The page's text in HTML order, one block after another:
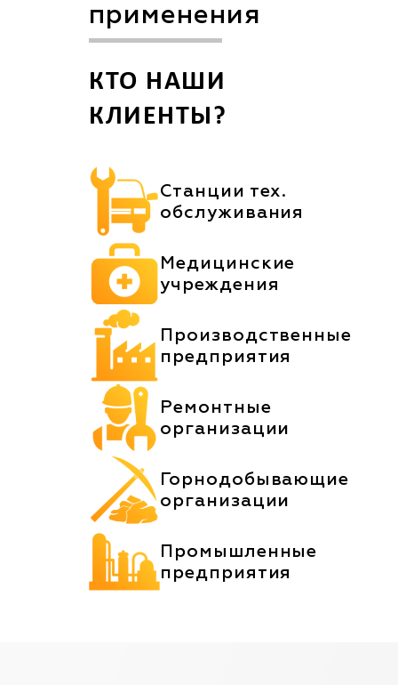
применения
КТО НАШИ
КЛИЕНТЫ?
Станции тех.
обслуживания
Медицинские
учреждения
Производственные
предприятия
Ремонтные
организации
Горнодобывающие
организации
Промышленные
предприятия